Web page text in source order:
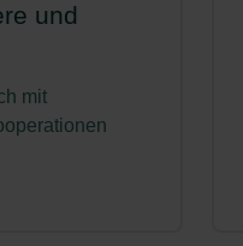
und
mit